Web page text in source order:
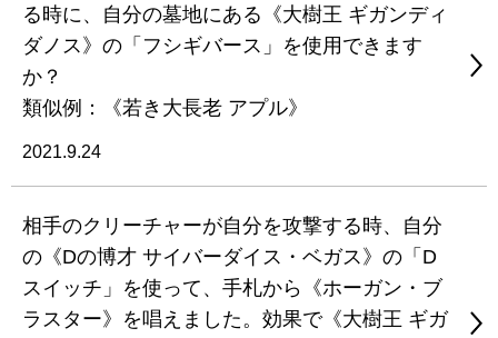
る時に、自分の墓地にある《大樹王 ギガンディ
ダノス》の「フシギバース」を使用できます
か？
類似例：《若き大長老 アプル》
2021.9.24
相手のクリーチャーが自分を攻撃する時、自分
の《Dの博才 サイバーダイス・ベガス》の「D
スイッチ」を使って、手札から《ホーガン・ブ
ラスター》を唱えました。効果で《大樹王 ギガ